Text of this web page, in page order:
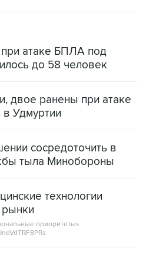
атаке БПЛА под
до 58 человек
двое ранены при атаке
Удмуртии
сосредоточить в
тыла Минобороны
технологии
приоритеты».